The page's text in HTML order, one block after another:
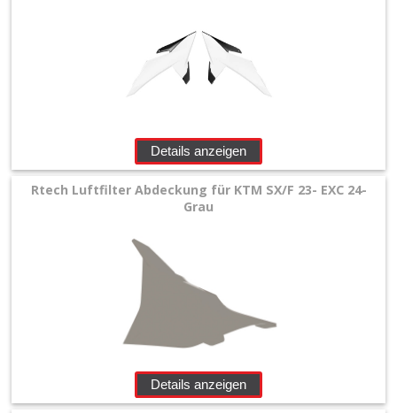
Details anzeigen
Rtech Luftfilter Abdeckung für KTM SX/F 23- EXC 24-
Grau
Details anzeigen